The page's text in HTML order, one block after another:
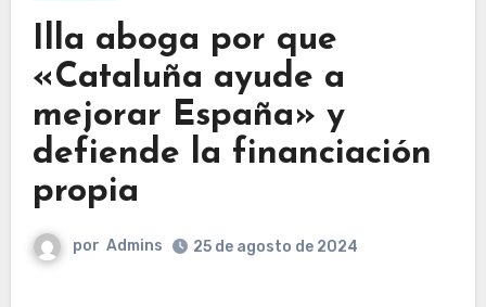
Illa aboga por que
«Cataluña ayude a
mejorar España» y
defiende la financiación
propia
por Admins 25 de agosto de 2024